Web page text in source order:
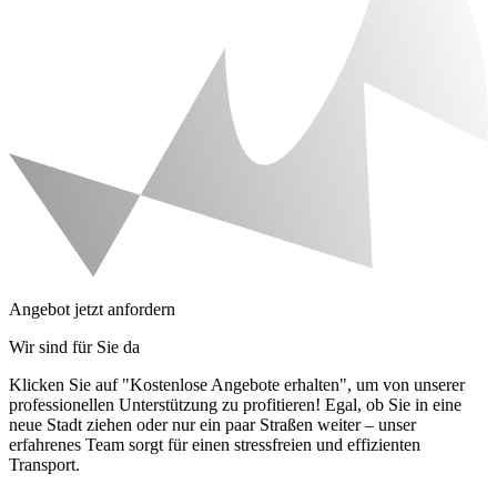
Angebot jetzt anfordern
Wir sind für Sie da
Klicken Sie auf "Kostenlose Angebote erhalten", um von unserer
professionellen Unterstützung zu profitieren! Egal, ob Sie in eine
neue Stadt ziehen oder nur ein paar Straßen weiter – unser
erfahrenes Team sorgt für einen stressfreien und effizienten
Transport.